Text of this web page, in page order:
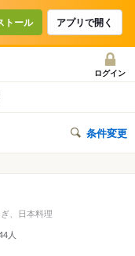
トール アプリで開く
ログイン
条件変更
、日本料理
人